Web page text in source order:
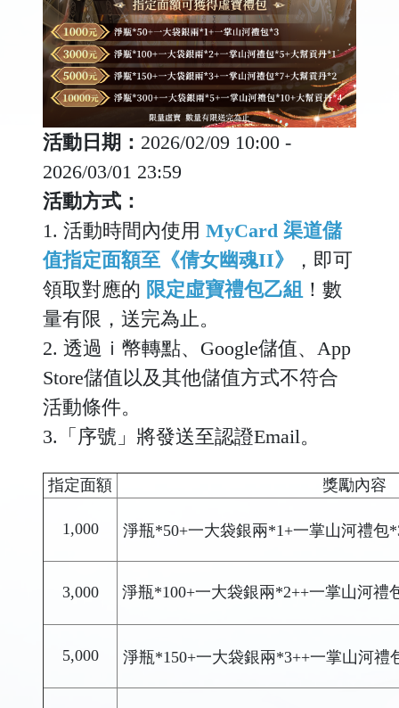
活動日期： 2026/02/09 10:00 -
2026/03/01 23:59
活動方式：
1. 活動時間內使用 MyCard 渠道儲
值指定面額至《倩女幽魂II》
，即可
領取對應的 限定虛寶禮包乙組 ！數
量有限，送完為止。
2. 透過ｉ幣轉點、Google儲值、App
Store儲值以及其他儲值方式不符合
活動條件。
3.「序號」將發送至認證Email。
指定面額 獎勵內容
1,000 淨瓶*50+一大袋銀兩*1+一掌山河禮包
3,000 淨瓶*100+一大袋銀兩*2++一掌山河禮
5,000 淨瓶*150+一大袋銀兩*3++一掌山河禮